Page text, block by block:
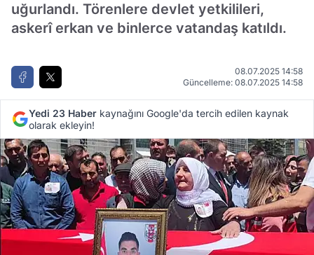
uğurlandı. Törenlere devlet yetkilileri,
askerî erkan ve binlerce vatandaş katıldı.
08.07.2025 14:58
Güncelleme: 08.07.2025 14:58
Yedi 23 Haber kaynağını Google'da tercih edilen kaynak
olarak ekleyin!